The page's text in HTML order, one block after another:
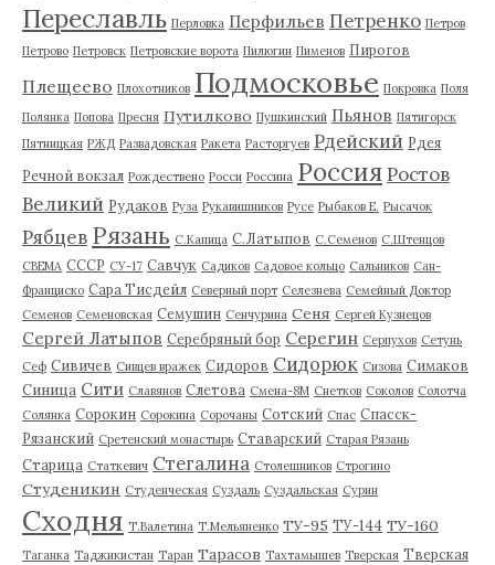
Переславль Перловка Перфильев Петренко Петров
Петрово Петровск Петровские ворота Пилюгин Пименов Пирогов
Плещеево Плохотников Подмосковье Покровка Поля
Полянка Попова Пресня Путилково Пушкинский Пьянов Пятигорск
Пятницкая РЖД Развадовская Ракета Расторгуев Рдейский Рдея
Речной вокзал Рождествено Росси Россина Россия Ростов
Великий Рудаков Руза Рукавишников Русе Рыбаков Е. Рысачок
Рябцев Рязань С.Капица С.Латыпов С.Семенов С.Штенцов
СВЕМА СССР СУ-17 Савчук Садиков Садовое кольцо Сальников Сан-
Франциско Сара Тисдейл Северный порт Селезнева Семейный Доктор
Семенов Семеновская Семушин Сенчурина Сеня Сергей Кузнецов
Сергей Латыпов Серебряный бор Серегин Серпухов Сетунь
Сеф Сивичев Сивцев вражек Сидоров Сидорюк Сизова Симаков
Синица Сити Славянов Слетова Смена-8М Снетков Соколов Солотча
Солянка Сорокин Сорокина Сорочаны Сотский Спас Спасск-
Рязанский Сретенский монастырь Ставарский Старая Рязань
Старица Статкевич Стегалина Столешников Строгино
Студеникин Студенческая Суздаль Суздальская Сурин
Сходня Т.Валетина Т.Мельяненко ТУ-95 ТУ-144 ТУ-160
Таганка Таджикистан Таран Тарасов Тахтамышев Тверская Тверская